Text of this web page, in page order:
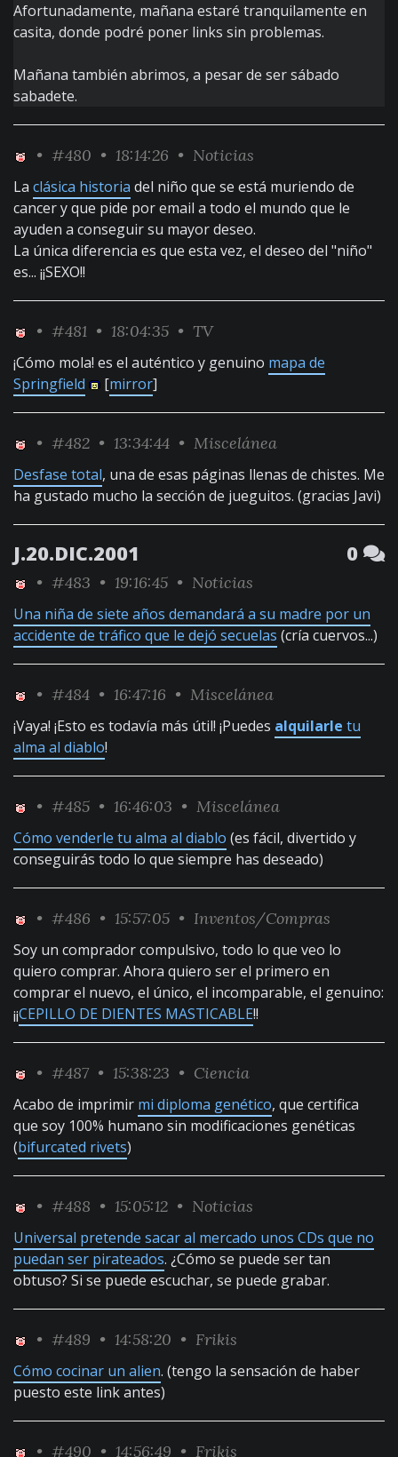
Afortunadamente, mañana estaré tranquilamente en
casita, donde podré poner links sin problemas.
Mañana también abrimos, a pesar de ser sábado
sabadete.
• #480 • 18:14:26 • Noticias
La clásica historia del niño que se está muriendo de
cancer y que pide por email a todo el mundo que le
ayuden a conseguir su mayor deseo.
La única diferencia es que esta vez, el deseo del "niño"
es... ¡¡SEXO!!
• #481 • 18:04:35 • TV
¡Cómo mola! es el auténtico y genuino mapa de
Springfield
[mirror]
• #482 • 13:34:44 • Miscelánea
Desfase total, una de esas páginas llenas de chistes. Me
ha gustado mucho la sección de jueguitos. (gracias Javi)
J.20.DIC.2001 0
• #483 • 19:16:45 • Noticias
Una niña de siete años demandará a su madre por un
accidente de tráfico que le dejó secuelas (cría cuervos...)
• #484 • 16:47:16 • Miscelánea
¡Vaya! ¡Esto es todavía más útil! ¡Puedes alquilarle tu
alma al diablo!
• #485 • 16:46:03 • Miscelánea
Cómo venderle tu alma al diablo (es fácil, divertido y
conseguirás todo lo que siempre has deseado)
• #486 • 15:57:05 • Inventos/Compras
Soy un comprador compulsivo, todo lo que veo lo
quiero comprar. Ahora quiero ser el primero en
comprar el nuevo, el único, el incomparable, el genuino:
¡¡CEPILLO DE DIENTES MASTICABLE!!
• #487 • 15:38:23 • Ciencia
Acabo de imprimir mi diploma genético, que certifica
que soy 100% humano sin modificaciones genéticas
(bifurcated rivets)
• #488 • 15:05:12 • Noticias
Universal pretende sacar al mercado unos CDs que no
puedan ser pirateados. ¿Cómo se puede ser tan
obtuso? Si se puede escuchar, se puede grabar.
• #489 • 14:58:20 • Frikis
Cómo cocinar un alien. (tengo la sensación de haber
puesto este link antes)
• #490 • 14:56:49 • Frikis